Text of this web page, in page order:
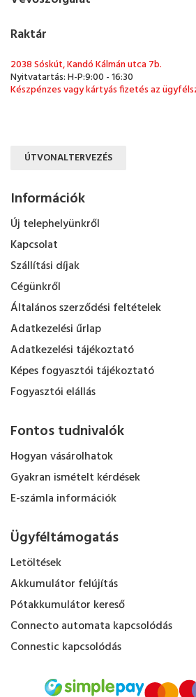
Raktár
2038 Sóskút, Kandó Kálmán utca 7b.
Nyitvatartás: H-P:9:00 - 16:30
Készpénzes vagy kártyás fizetés az
ÚTVONALTERVEZÉS
Információk
Új telephelyünkről
Kapcsolat
Szállítási díjak
Cégünkről
Általános szerződési feltételek
Adatkezelési űrlap
Adatkezelési tájékoztató
Képes fogyasztói tájékoztató
Fogyasztói elállás
Fontos tudnivalók
Hogyan vásárolhatok
Gyakran ismételt kérdések
E-számla információk
Ügyféltámogatás
Letöltések
Akkumulátor felújítás
Pótakkumulátor kereső
Connecto automata kapcsolódás
Connestic kapcsolódás